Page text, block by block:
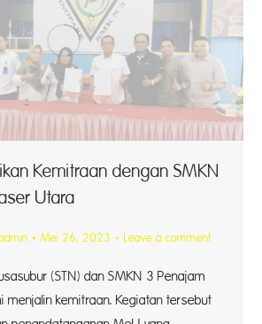
Kemitraan dengan SMKN
Utara
Mei 26, 2023 Leave a comment
(STN) dan SMKN 3 Penajam
menjalin kemitraan. Kegiatan tersebut